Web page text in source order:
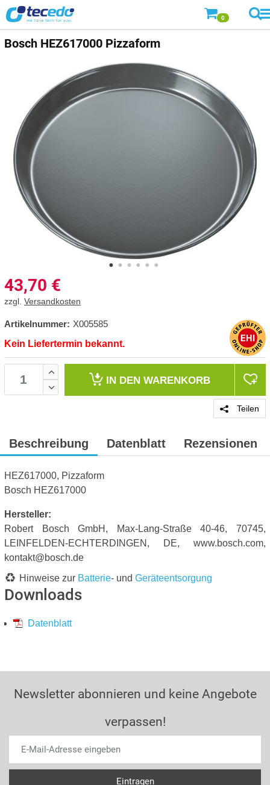
0
Bosch HEZ617000 Pizzaform
43,70 €
zzgl. Versandkosten
Artikelnummer: X005585
Kein Liefertermin bekannt.
IN DEN WARENKORB
Teilen
Beschreibung Datenblatt Rezensionen
HEZ617000, Pizzaform
Bosch HEZ617000
Hersteller:
Robert Bosch GmbH, Max-Lang-Straße 40-46, 70745,
LEINFELDEN-ECHTERDINGEN, DE, www.bosch.com,
kontakt@bosch.de
Hinweise zur Batterie- und Geräteentsorgung
Downloads
Datenblatt
Newsletter abonnieren und keine Angebote
verpassen!